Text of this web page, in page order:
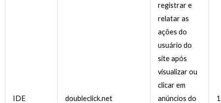
IDE doubleclick.net
registrar e
relatar as
ações do
usuário do
site após
visualizar ou
clicar em
anúncios do